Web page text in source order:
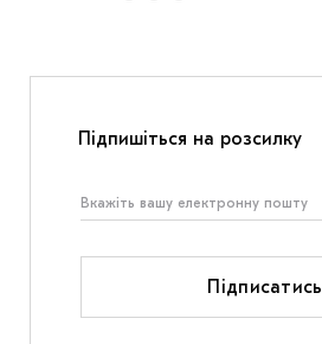
Підпишіться на розсилку
Підписатись